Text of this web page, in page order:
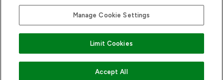
Pay with
Manage Cookie Settings
Limit Cookies
Accept All